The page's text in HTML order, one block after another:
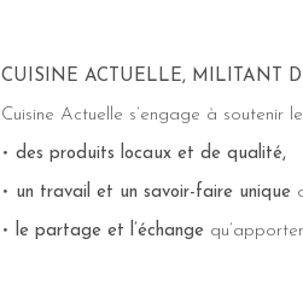
CUISINE ACTUELLE, MILITANT
Cuisine Actuelle s’engage à soutenir
• des produits locaux et de qualité,
• un travail et un savoir-faire unique
• le partage et l’échange